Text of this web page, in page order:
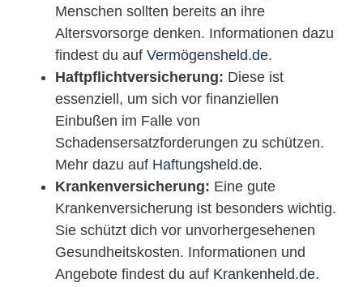
Menschen sollten bereits an ihre
Altersvorsorge denken. Informationen dazu
findest du auf Vermögensheld.de.
Haftpflichtversicherung: Diese ist
essenziell, um sich vor finanziellen
Einbußen im Falle von
Schadensersatzforderungen zu schützen.
Mehr dazu auf Haftungsheld.de.
Krankenversicherung: Eine gute
Krankenversicherung ist besonders wichtig.
Sie schützt dich vor unvorhergesehenen
Gesundheitskosten. Informationen und
Angebote findest du auf Krankenheld.de.